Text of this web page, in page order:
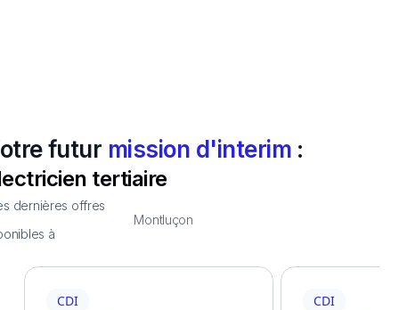
futur mission d'interim :
tertiaire
dernières offres
à
Montluçon
CDI CDI